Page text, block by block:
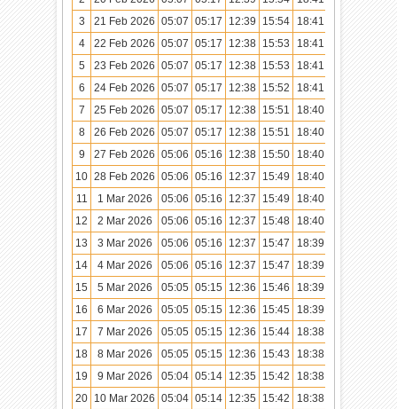
3
21 Feb 2026 05:07 05:17 12:39 15:54 18:41
19:50
4
22 Feb 2026 05:07 05:17 12:38 15:53 18:41
19:50
5
23 Feb 2026 05:07 05:17 12:38 15:53 18:41
19:50
6
24 Feb 2026 05:07 05:17 12:38 15:52 18:41
19:49
7
25 Feb 2026 05:07 05:17 12:38 15:51 18:40
19:49
8
26 Feb 2026 05:07 05:17 12:38 15:51 18:40
19:49
9
27 Feb 2026 05:06 05:16 12:38 15:50 18:40
19:49
10 28 Feb 2026 05:06 05:16 12:37 15:49 18:40
19:48
11
1 Mar 2026 05:06 05:16 12:37 15:49 18:40
19:48
12
2 Mar 2026 05:06 05:16 12:37 15:48 18:40
19:48
13
3 Mar 2026 05:06 05:16 12:37 15:47 18:39
19:48
14
4 Mar 2026 05:06 05:16 12:37 15:47 18:39
19:47
15
5 Mar 2026 05:05 05:15 12:36 15:46 18:39
19:47
16
6 Mar 2026 05:05 05:15 12:36 15:45 18:39
19:47
17
7 Mar 2026 05:05 05:15 12:36 15:44 18:38
19:47
18
8 Mar 2026 05:05 05:15 12:36 15:43 18:38
19:46
19
9 Mar 2026 05:04 05:14 12:35 15:42 18:38
19:46
20 10 Mar 2026 05:04 05:14 12:35 15:42 18:38
19:46